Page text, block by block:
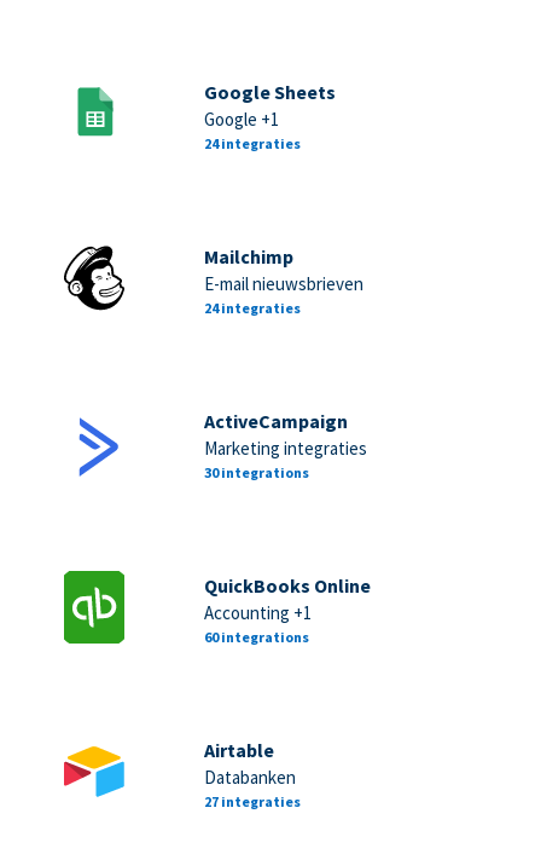
Google Sheets
Google +1
24 integraties
Mailchimp
E-mail nieuwsbrieven
24 integraties
ActiveCampaign
Marketing integraties
30 integrations
QuickBooks Online
Accounting +1
60 integrations
Airtable
Databanken
27 integraties